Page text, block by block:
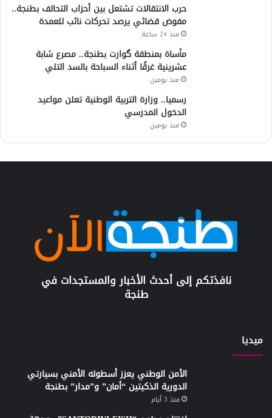
حرب الانتقالات تشتعل بين أحزاب التحالف بطنجة..
مفوض قضائي يرصد تحركات نائب للعمدة
منذ 24 ساعة
مأساة بمنطقة گوارت بطنجة.. مصرع شابة
عشرينية غرقًا أثناء السباحة بالسد التلي
منذ يومين
رسميا.. وزارة التربية الوطنية تعلن مواعيد
الدخول المدرسي
منذ يومين
نافذتكم إلى أحدث الأخبار والمستجدات في
طنجة
ميديا
الأمن الوطني يعزز أسطوله الأمني بسيارتي
الدورية الذكيتين “أمان” و”مدار” بطنجة
منذ 3 أيام